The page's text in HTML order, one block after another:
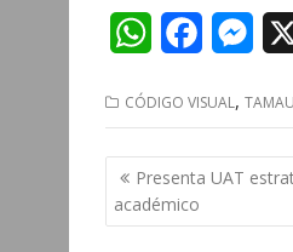
W
a
t
s
c
e
s
s
CÓDIGO VISUAL,
Navegación
de
entradas
Presenta UAT
académico